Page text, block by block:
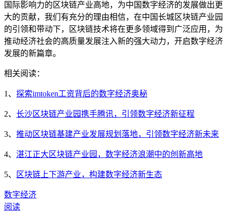
国际影响力的区块链产业高地，为中国数字经济的发展做出更
大的贡献，我们有充分的理由相信，在中国长城区块链产业园
的引领和带动下，区块链技术将在更多领域得到广泛应用，为
推动经济社会的高质量发展注入新的强大动力，开启数字经济
发展的新篇章。
相关阅读：
1、 探索imtoken工资背后的数字经济奥秘
2、 长沙区块链产业园携手腾讯，引领数字经济新征程
3、 推动区块链基建产业发展规划落地，引领数字经济新未来
4、 湛江正大区块链产业园，数字经济浪潮中的创新高地
5、 区块链上下游产业，构建数字经济新生态
数字经济
阅读